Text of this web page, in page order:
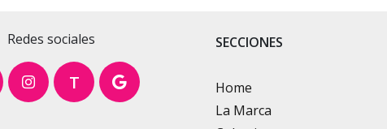
Redes sociales
T
SECCIONES
Home
La Marca